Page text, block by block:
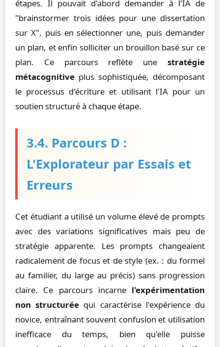
étapes. Il pouvait d'abord demander à l'IA de
"brainstormer trois idées pour une dissertation
sur X", puis en sélectionner une, puis demander
un plan, et enfin solliciter un brouillon basé sur ce
plan. Ce parcours reflète une stratégie
métacognitive plus sophistiquée, décomposant
le processus d'écriture et utilisant l'IA pour un
soutien structuré à chaque étape.
3.4. Parcours D :
L'Explorateur par Essais et
Erreurs
Cet étudiant a utilisé un volume élevé de prompts
avec des variations significatives mais peu de
stratégie apparente. Les prompts changeaient
radicalement de focus et de style (ex. : du formel
au familier, du large au précis) sans progression
claire. Ce parcours incarne l'expérimentation
non structurée qui caractérise l'expérience du
novice, entraînant souvent confusion et utilisation
inefficace du temps, bien qu'elle puisse